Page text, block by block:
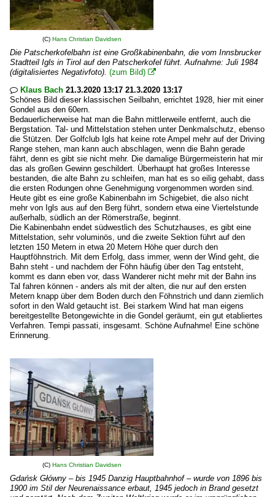
(C) Hans Christian Davidsen
Die Patscherkofelbahn ist eine Großkabinenbahn, die vom Innsbrucker
Stadtteil Igls in Tirol auf den Patscherkofel führt. Aufnahme: Juli 1984
(digitalisiertes Negativfoto). (zum Bild) 
 Klaus Bach 21.3.2020 13:17 21.3.2020 13:17
Schönes Bild dieser klassischen Seilbahn, errichtet 1928, hier mit einer
Gondel aus den 60ern.
Bedauerlicherweise hat man die Bahn mittlerweile entfernt, auch die
Bergstation. Tal- und Mittelstation stehen unter Denkmalschutz, ebenso
die Stützen. Der Golfclub Igls hat keine rote Ampel mehr auf der Driving
Range stehen, man kann auch abschlagen, wenn die Bahn gerade
fährt, denn es gibt sie nicht mehr. Die damalige Bürgermeisterin hat mir
das als großen Gewinn geschildert. Überhaupt hat großes Interesse
bestanden, die alte Bahn zu schleifen, man hat es so eilig gehabt, dass
die ersten Rodungen ohne Genehmigung vorgenommen worden sind.
Heute gibt es eine große Kabinenbahn im Schigebiet, die also nicht
mehr von Igls aus auf den Berg führt, sondern etwa eine Viertelstunde
außerhalb, südlich an der Römerstraße, beginnt.
Die Kabinenbahn endet südwestlich des Schutzhauses, es gibt eine
Mittelstation, sehr voluminös, und die zweite Sektion führt auf den
letzten 150 Metern in etwa 20 Metern Höhe quer durch den
Hauptföhnstrich. Mit dem Erfolg, dass immer, wenn der Wind geht, die
Bahn steht - und nachdem der Föhn häufig über den Tag entsteht,
kommt es dann eben vor, dass Wanderer nicht mehr mit der Bahn ins
Tal fahren können - anders als mit der alten, die nur auf den ersten
Metern knapp über dem Boden durch den Föhnstrich und dann ziemlich
sofort in den Wald getaucht ist. Bei starkem Wind hat man eigens
bereitgestellte Betongewichte in die Gondel geräumt, ein gut etabliertes
Verfahren. Tempi passati, insgesamt. Schöne Aufnahme! Eine schöne
Erinnerung.
(C) Hans Christian Davidsen
Gdańsk Główny – bis 1945 Danzig Hauptbahnhof – wurde von 1896 bis
1900 im Stil der Neurenaissance erbaut, 1945 jedoch in Brand gesetzt